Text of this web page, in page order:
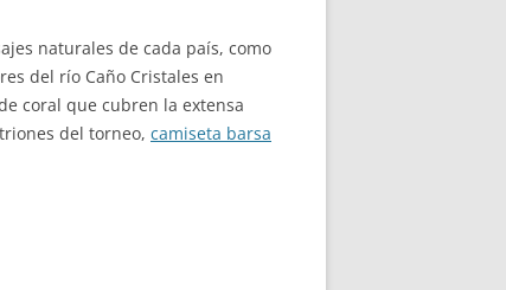
naturales de cada país, como
del río Caño Cristales en
coral que cubren la extensa
del torneo, camiseta barsa